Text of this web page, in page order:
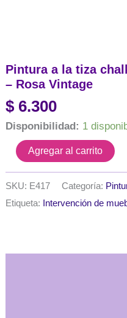
Pintura a la tiza
– Rosa Vintage
$ 6.300
Disponibilidad: 1
Pintura
la
tiza
paint
cc.
Agregar al carrito
SKU: E417 Categoría:
Etiqueta: Intervención de